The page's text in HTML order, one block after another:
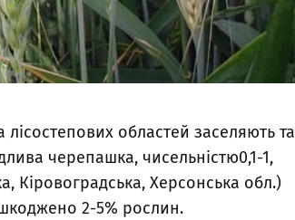
областей заселяють та
черепашка, чисельністю0,1-1,
Кіровоградська, Херсонська обл.)
2-5% рослин.